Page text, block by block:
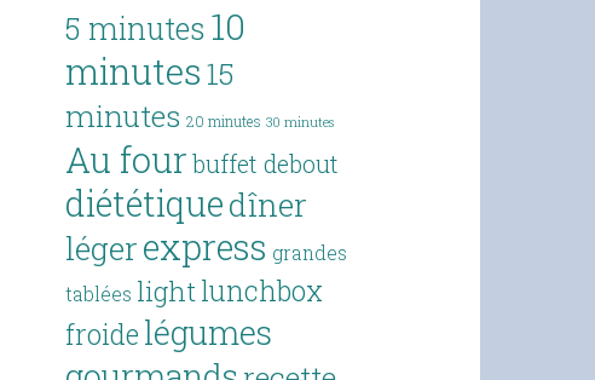
5 minutes 10
minutes15
minutes 20 minutes 30 minutes
Au four buffet debout
diététiquedîner
légerexpress grandes
tablées light lunchbox
froide légumes